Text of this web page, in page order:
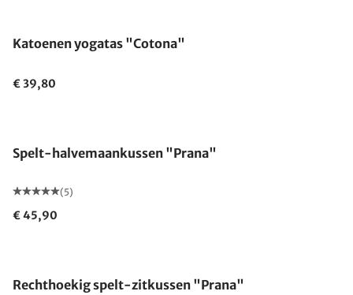
Katoenen yogatas "Cotona"
€ 39,80
Spelt-halvemaankussen "Prana"
(5)
€ 45,90
Rechthoekig spelt-zitkussen "Prana"